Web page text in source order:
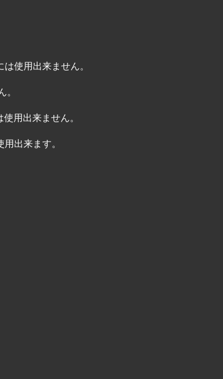
使用出来ません。
。
用出来ません。
出来ます。